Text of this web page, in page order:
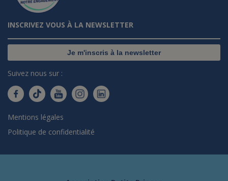
INSCRIVEZ VOUS À LA NEWSLETTER
Je m'inscris à la newsletter
Suivez nous sur :
Mentions légales
Politique de confidentialité